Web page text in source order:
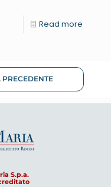
Read more
S.p.a.